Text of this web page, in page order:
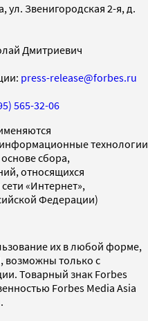
ул. Звенигородская 2-я, д.
Дмитриевич
press-release@forbes.ru
565-32-06
технологии
сбора,
относящихся
«Интернет»,
Федерации)
их в любой форме,
возможны только с
Товарный знак Forbes
Forbes Media Asia